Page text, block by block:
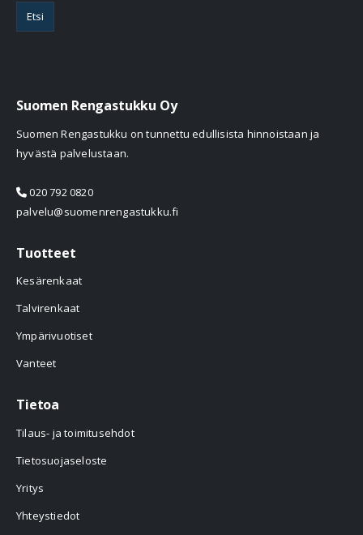
Etsi
Suomen Rengastukku Oy
Suomen Rengastukku on tunnettu edullisista hinnoistaan ja
hyvästä palvelustaan.
020 792 0820
palvelu@suomenrengastukku.fi
Tuotteet
Kesärenkaat
Talvirenkaat
Ympärivuotiset
Vanteet
Tietoa
Tilaus- ja toimitusehdot
Tietosuojaseloste
Yritys
Yhteystiedot